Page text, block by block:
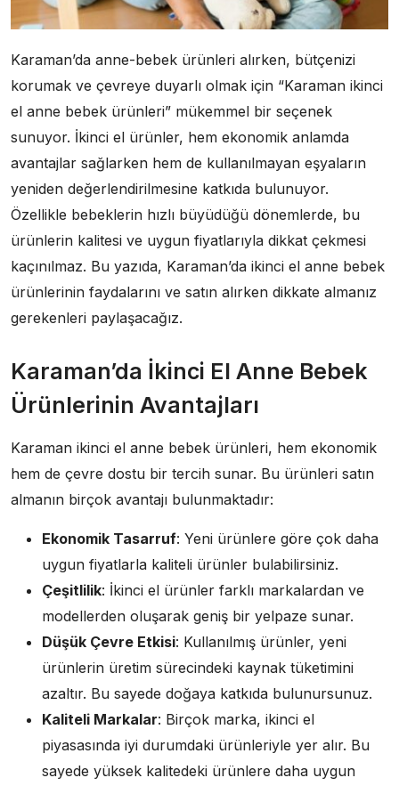
Karaman’da anne-bebek ürünleri alırken, bütçenizi
korumak ve çevreye duyarlı olmak için “Karaman ikinci
el anne bebek ürünleri” mükemmel bir seçenek
sunuyor. İkinci el ürünler, hem ekonomik anlamda
avantajlar sağlarken hem de kullanılmayan eşyaların
yeniden değerlendirilmesine katkıda bulunuyor.
Özellikle bebeklerin hızlı büyüdüğü dönemlerde, bu
ürünlerin kalitesi ve uygun fiyatlarıyla dikkat çekmesi
kaçınılmaz. Bu yazıda, Karaman’da ikinci el anne bebek
ürünlerinin faydalarını ve satın alırken dikkate almanız
gerekenleri paylaşacağız.
Karaman’da İkinci El Anne Bebek
Ürünlerinin Avantajları
Karaman ikinci el anne bebek ürünleri, hem ekonomik
hem de çevre dostu bir tercih sunar. Bu ürünleri satın
almanın birçok avantajı bulunmaktadır:
Ekonomik Tasarruf: Yeni ürünlere göre çok daha
uygun fiyatlarla kaliteli ürünler bulabilirsiniz.
Çeşitlilik: İkinci el ürünler farklı markalardan ve
modellerden oluşarak geniş bir yelpaze sunar.
Düşük Çevre Etkisi: Kullanılmış ürünler, yeni
ürünlerin üretim sürecindeki kaynak tüketimini
azaltır. Bu sayede doğaya katkıda bulunursunuz.
Kaliteli Markalar: Birçok marka, ikinci el
piyasasında iyi durumdaki ürünleriyle yer alır. Bu
sayede yüksek kalitedeki ürünlere daha uygun